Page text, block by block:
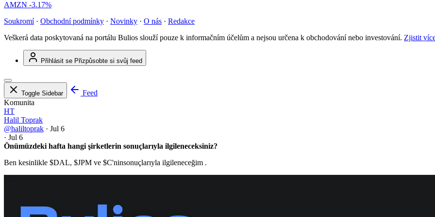
AMZN -3.17%
Soukromí · Obchodní podmínky · Novinky · O nás · Redakce
Veškerá data poskytovaná na portálu Bulios slouží pouze k informačním účelům a nejsou určena k obchodování nebo investování. Zjistit
Přihlásit se Přizpůsobte si svůj feed
Toggle Sidebar
Feed
Komunita
HT
Halil Toprak
@haliltoprak · Jul 6
· Jul 6
Önümüzdeki hafta hangi şirketlerin sonuçlarıyla ilgileneceksiniz?
Ben kesinlikle $DAL, $JPM ve $C'ninsonuçlarıyla ilgileneceğim .